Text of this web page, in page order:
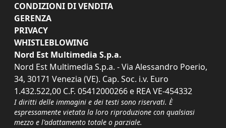
CONDIZIONI DI VENDITA
GERENZA
PRIVACY
WHISTLEBLOWING
Nord Est Multimedia S.p.a.
Nord Est Multimedia S.p.a. - Via Alessandro Poerio,
34, 30171 Venezia (VE). Cap. Soc. i.v. Euro
1.432.522,00 C.F. 05412000266 e REA VE-454332
I diritti delle immagini e dei testi sono riservati. È
espressamente vietata la loro riproduzione con qualsiasi
mezzo e l'adattamento totale o parziale.